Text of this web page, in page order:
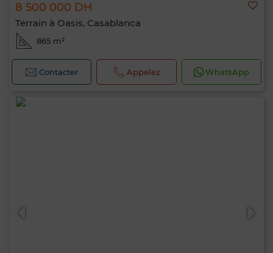
8 500 000 DH
Terrain à Oasis, Casablanca
865 m²
Contacter Appelez WhatsApp